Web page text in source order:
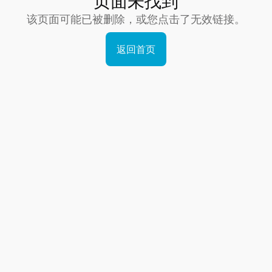
该页面可能已被删除，或您点击了无效链接。
返回首页